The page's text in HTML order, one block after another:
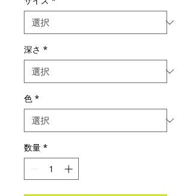
深さ *
色 *
数量 *